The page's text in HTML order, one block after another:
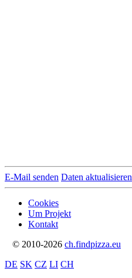
E-Mail senden Daten aktualisieren
Cookies
Um Projekt
Kontakt
© 2010-2026 ch.findpizza.eu
DE SK CZ LI CH